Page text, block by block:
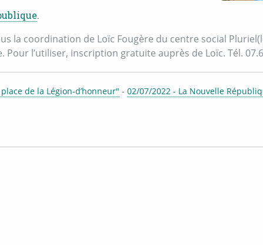
.
la coordination de Loïc Fougère du centre social
l’utiliser, inscription gratuite auprès de Loïc. Tél.
de la Légion-d’honneur" - 02/07/2022 - La Nouvelle